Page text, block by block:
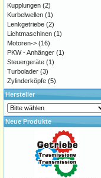
Kupplungen (2)
Kurbelwellen (1)
Lenkgetriebe (2)
Lichtmaschinen (1)
Motoren-> (16)
PKW - Anhänger (1)
Steuergeräte (1)
Turbolader (3)
Zylinderköpfe (5)
Hersteller
Neue Produkte